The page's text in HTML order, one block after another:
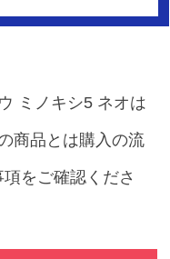
ミノキシ5 ネオは
商品とは購入の流
をご確認くださ